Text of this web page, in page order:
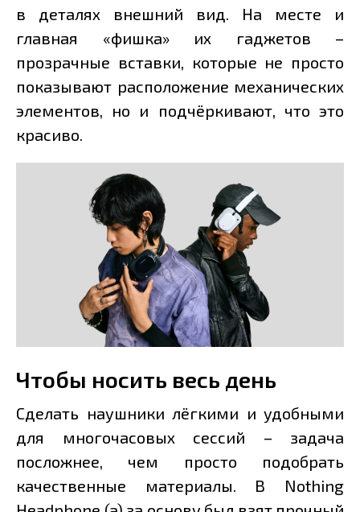
в деталях внешний вид. На месте и
главная «фишка» их гаджетов –
прозрачные вставки, которые не просто
показывают расположение механических
элементов, но и подчёркивают, что это
красиво.
Чтобы носить весь день
Сделать наушники лёгкими и удобными
для многочасовых сессий – задача
посложнее, чем просто подобрать
качественные материалы. В Nothing